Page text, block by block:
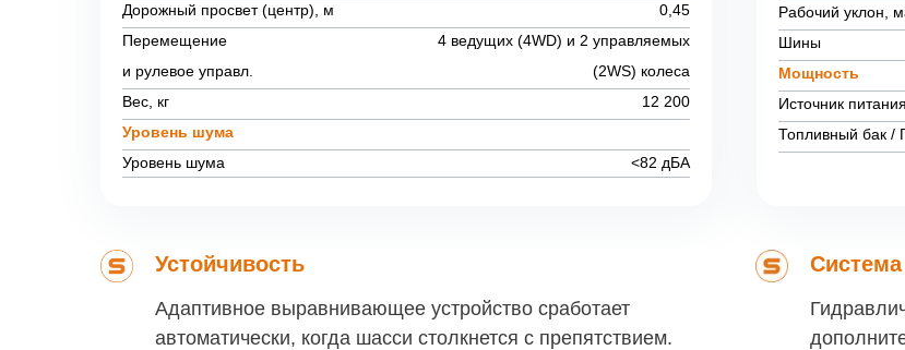
Дорожный просвет (центр), м
Перемещение
и рулевое управл.
Вес, кг
Уровень шума
Уровень шума
0,45
4 ведущих (4WD) и 2 управляемых
(2WS) колеса
12 200
<82 дБА
Рабочий уклон,
Шины
Мощность
Источник питания
Топливный бак /
Устойчивость
Адаптивное выравнивающее устройство сработает
автоматически, когда шасси столкнется с препятствием.